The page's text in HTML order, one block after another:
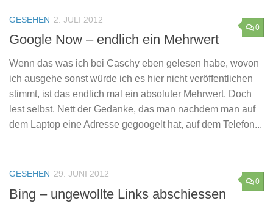
0
GESEHEN 2. JULI 2012
Google Now – endlich ein Mehrwert
Wenn das was ich bei Caschy eben gelesen habe, wovon
ich ausgehe sonst würde ich es hier nicht veröffentlichen
stimmt, ist das endlich mal ein absoluter Mehrwert. Doch
lest selbst. Nett der Gedanke, das man nachdem man auf
dem Laptop eine Adresse gegoogelt hat, auf dem Telefon...
0
GESEHEN 29. JUNI 2012
Bing – ungewollte Links abschiessen